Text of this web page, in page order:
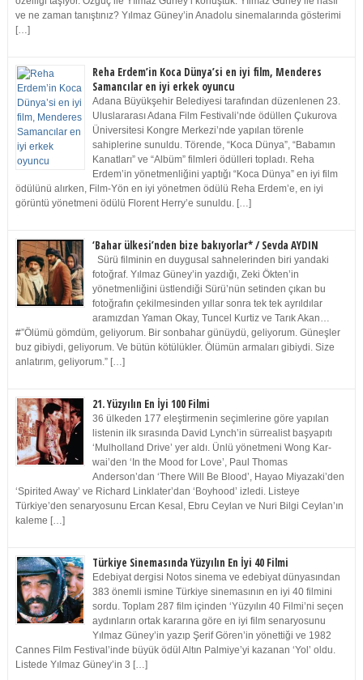
ve ne zaman tanıştınız? Yılmaz Güney’in Anadolu sinemalarında gösterimi
[…]
Reha Erdem’in Koca Dünya’si en iyi film, Menderes
Samancılar en iyi erkek oyuncu
Adana Büyükşehir Belediyesi tarafından düzenlenen 23.
Uluslararası Adana Film Festivali’nde ödüllen Çukurova
Üniversitesi Kongre Merkezi’nde yapılan törenle
sahiplerine sunuldu. Törende, “Koca Dünya”, “Babamın
Kanatları” ve “Albüm” filmleri ödülleri topladı. Reha
Erdem’in yönetmenliğini yaptığı “Koca Dünya” en iyi film
ödülünü alırken, Film-Yön en iyi yönetmen ödülü Reha Erdem’e, en iyi
görüntü yönetmeni ödülü Florent Herry’e sunuldu. […]
‘Bahar ülkesi’nden bize bakıyorlar* / Sevda AYDIN
Sürü filminin en duygusal sahnelerinden biri yandaki
fotoğraf. Yılmaz Güney’in yazdığı, Zeki Ökten’in
yönetmenliğini üstlendiği Sürü’nün setinden çıkan bu
fotoğrafın çekilmesinden yıllar sonra tek tek ayrıldılar
aramızdan Yaman Okay, Tuncel Kurtiz ve Tarık Akan…
#”Ölümü gömdüm, geliyorum. Bir sonbahar günüydü, geliyorum. Güneşler
buz gibiydi, geliyorum. Ve bütün kötülükler. Ölümün armaları gibiydi. Size
anlatırım, geliyorum.” […]
21. Yüzyılın En İyi 100 Filmi
36 ülkeden 177 eleştirmenin seçimlerine göre yapılan
listenin ilk sırasında David Lynch’in sürrealist başyapıtı
‘Mulholland Drive’ yer aldı. Ünlü yönetmeni Wong Kar-
wai’den ‘In the Mood for Love’, Paul Thomas
Anderson’dan ‘There Will Be Blood’, Hayao Miyazaki’den
‘Spirited Away’ ve Richard Linklater’dan ‘Boyhood’ izledi. Listeye
Türkiye’den senaryosunu Ercan Kesal, Ebru Ceylan ve Nuri Bilgi Ceylan’ın
kaleme […]
Türkiye Sinemasında Yüzyılın En İyi 40 Filmi
Edebiyat dergisi Notos sinema ve edebiyat dünyasından
383 önemli ismine Türkiye sinemasının en iyi 40 filmini
sordu. Toplam 287 film içinden ‘Yüzyılın 40 Filmi’ni seçen
aydınların ortak kararına göre en iyi film senaryosunu
Yılmaz Güney’in yazıp Şerif Gören’in yönettiği ve 1982
Cannes Film Festival’inde büyük ödül Altın Palmiye’yi kazanan ‘Yol’ oldu.
Listede Yılmaz Güney’in 3 […]